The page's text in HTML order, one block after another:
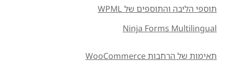
תוספי הליבה והתוספים של WPML
Ninja Forms Multilingual
תאימות של הרחבות WooCommerce